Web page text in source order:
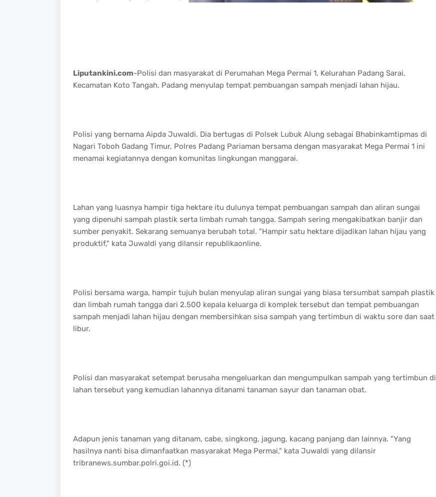
Liputankini.com-Polisi dan masyarakat di Perumahan Mega Permai 1, Kelurahan Padang Sarai,
Kecamatan Koto Tangah, Padang menyulap tempat pembuangan sampah menjadi lahan hijau.
Polisi yang bernama Aipda Juwaldi. Dia bertugas di Polsek Lubuk Alung sebagai Bhabinkamtipmas di
Nagari Toboh Gadang Timur, Polres Padang Pariaman bersama dengan masyarakat Mega Permai 1 ini
menamai kegiatannya dengan komunitas lingkungan manggarai.
Lahan yang luasnya hampir tiga hektare itu dulunya tempat pembuangan sampah dan aliran sungai
yang dipenuhi sampah plastik serta limbah rumah tangga. Sampah sering mengakibatkan banjir dan
sumber penyakit. Sekarang semuanya berubah total. "Hampir satu hektare dijadikan lahan hijau yang
produktif," kata Juwaldi yang dilansir republikaonline.
Polisi bersama warga, hampir tujuh bulan menyulap aliran sungai yang biasa tersumbat sampah plastik
dan limbah rumah tangga dari 2.500 kepala keluarga di komplek tersebut dan tempat pembuangan
sampah menjadi lahan hijau dengan membersihkan sisa sampah yang tertimbun di waktu sore dan saat
libur.
Polisi dan masyarakat setempat berusaha mengeluarkan dan mengumpulkan sampah yang tertimbun di
lahan tersebut yang kemudian lahannya ditanami tanaman sayur dan tanaman obat.
Adapun jenis tanaman yang ditanam, cabe, singkong, jagung, kacang panjang dan lainnya. "Yang
hasilnya nanti bisa dimanfaatkan masyarakat Mega Permai," kata Juwaldi yang dilansir
tribranews.sumbar.polri.goi.id. (*)